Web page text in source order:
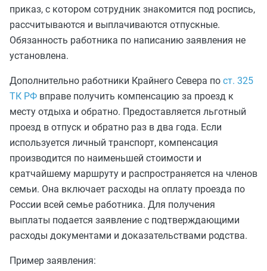
приказ, с котором сотрудник знакомится под роспись,
рассчитываются и выплачиваются отпускные.
Обязанность работника по написанию заявления не
установлена.
Дополнительно работники Крайнего Севера по ст. 325
ТК РФ вправе получить компенсацию за проезд к
месту отдыха и обратно. Предоставляется льготный
проезд в отпуск и обратно раз в два года. Если
используется личный транспорт, компенсация
производится по наименьшей стоимости и
кратчайшему маршруту и распространяется на членов
семьи. Она включает расходы на оплату проезда по
России всей семье работника. Для получения
выплаты подается заявление с подтверждающими
расходы документами и доказательствами родства.
Пример заявления: